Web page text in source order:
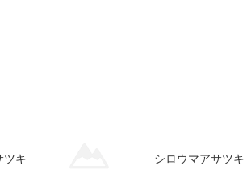
ツキ シロウマアサツキ